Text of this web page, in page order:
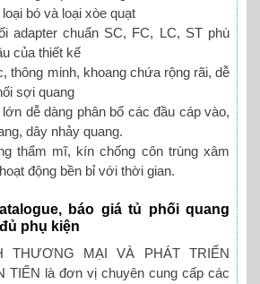
bó và loại xòe quạt
adapter chuẩn SC, FC, LC, ST phù
của thiết kế
thông minh, khoang chứa rộng rãi, dễ
sợi quang
dễ dàng phân bổ các đầu cáp vào,
dây nhảy quang.
thẩm mĩ, kín chống côn trùng xâm
động bền bỉ với thời gian.
báo giá tủ phối quang
phụ kiện
THƯƠNG MẠI VÀ PHÁT TRIỂN
TIẾN là đơn vị chuyên cung cấp các